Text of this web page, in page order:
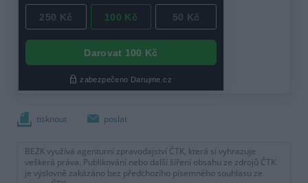
tisknout poslat
BEZK využívá agenturní zpravodajství ČTK, která si vyhrazuje
veškerá práva. Publikování nebo další šíření obsahu ze zdrojů ČTK
je výslovně zakázáno bez předchozího písemného souhlasu ze